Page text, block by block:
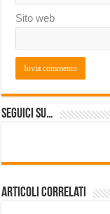
Sito web
Seguici su…
Articoli correlati